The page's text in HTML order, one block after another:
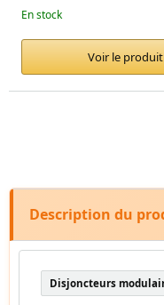
En stock
Voir le produit
Description du
Disjoncteurs